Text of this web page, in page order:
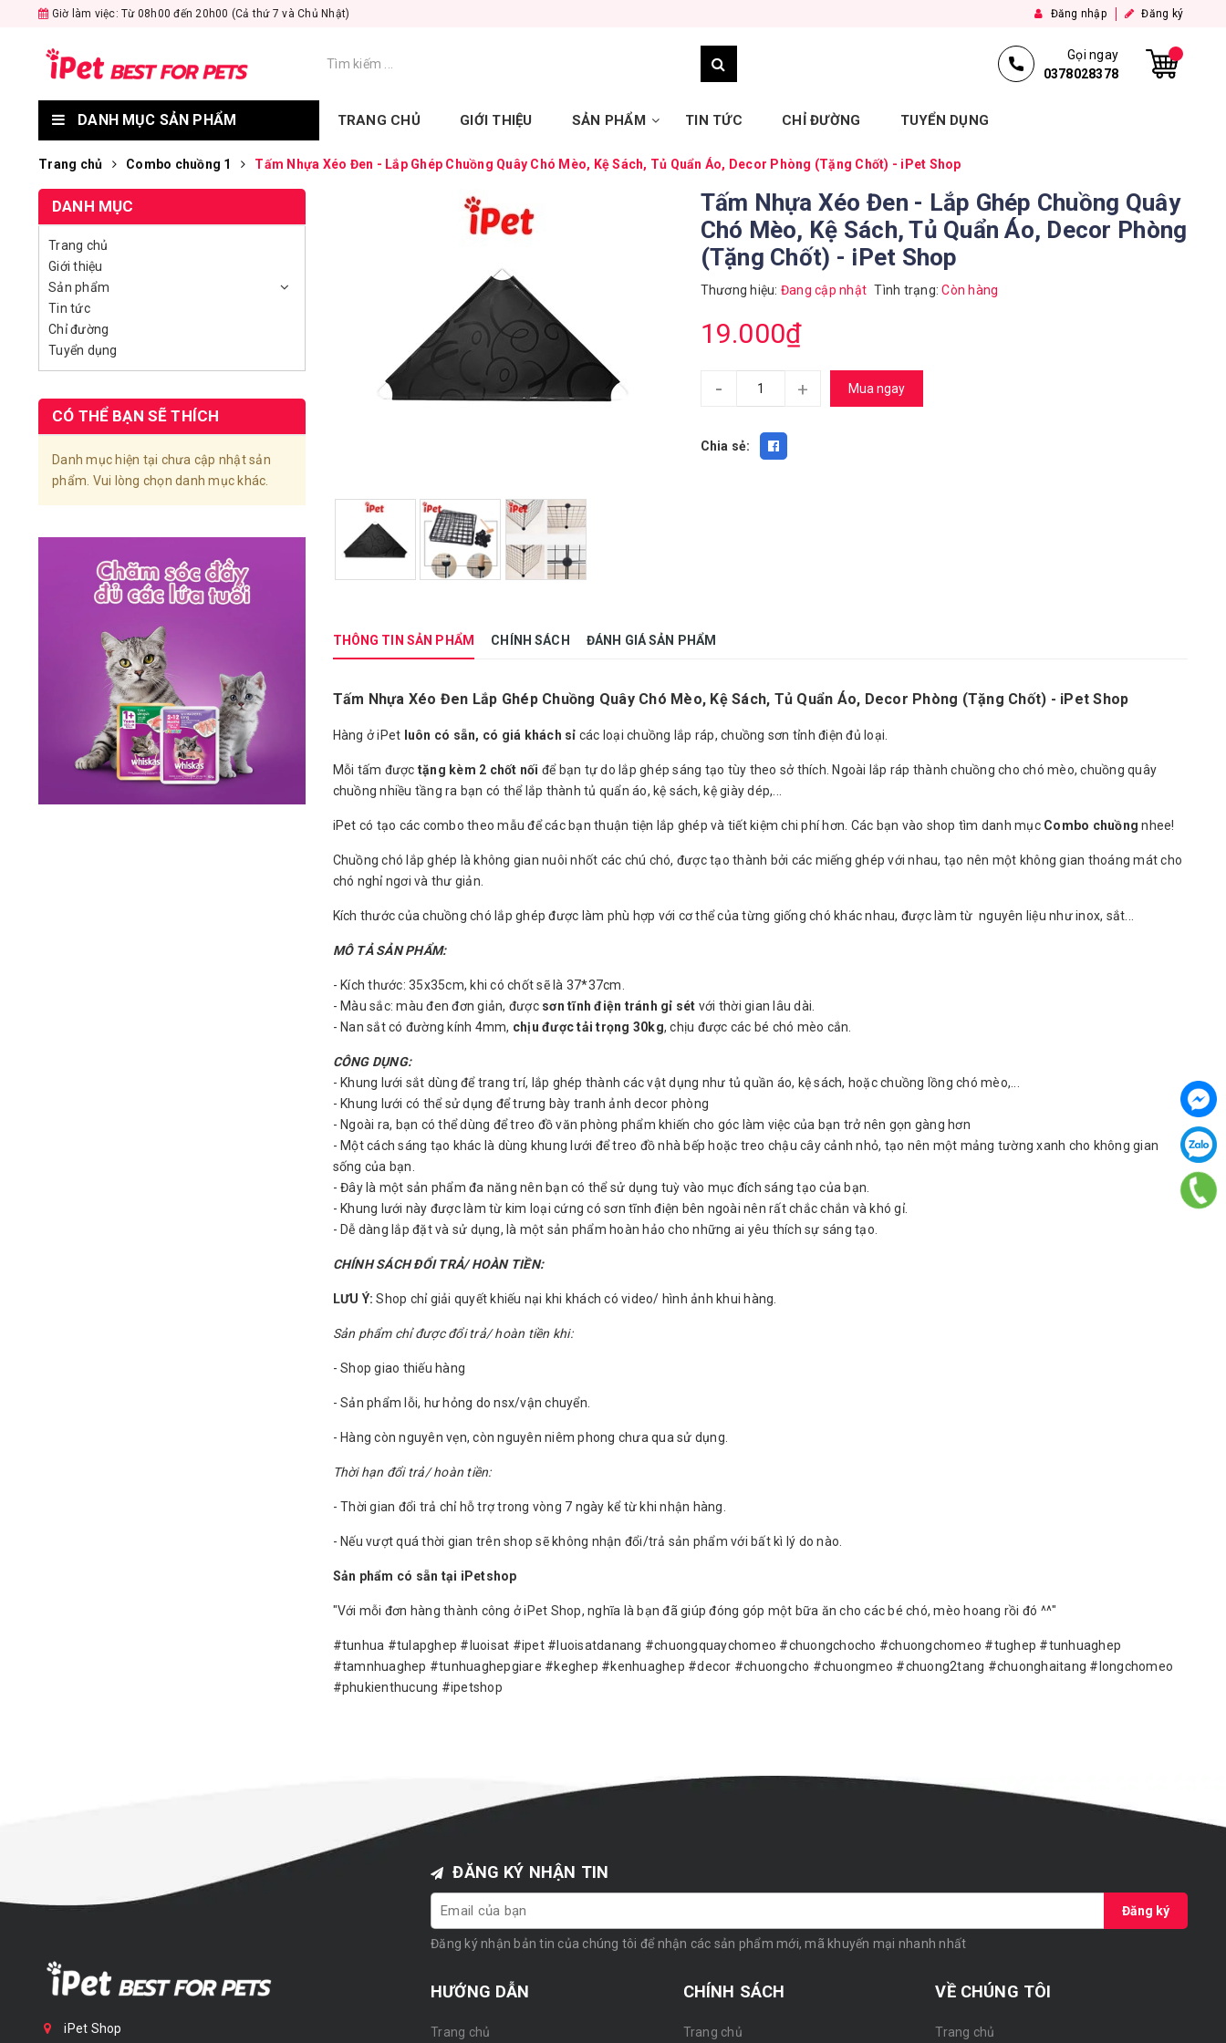
Giờ làm việc: Từ 08h00 đến 20h00 (Cả thứ 7 và Chủ Nhật) Đăng nhập Đăng ký
Gọi ngay
0378028378
DANH MỤC SẢN PHẨM TRANG CHỦ GIỚI THIỆU SẢN PHẨM TIN TỨC CHỈ ĐƯỜNG TUYỂN DỤNG
Trang chủ Combo chuồng 1 Tấm Nhựa Xéo Đen - Lắp Ghép Chuồng Quây Chó Mèo, Kệ Sách, Tủ Quẩn Áo, Decor Phòng (Tặng Chốt) - iPet Shop
Tấm Nhựa Xéo Đen - Lắp Ghép Chuồng Quây
Chó Mèo, Kệ Sách, Tủ Quẩn Áo, Decor Phòng
(Tặng Chốt) - iPet Shop
Thương hiệu: Đang cập nhật Tình trạng:Còn hàng
19.000₫
- + Mua ngay
Chia sẻ:
THÔNG TIN SẢN PHẨM CHÍNH SÁCH ĐÁNH GIÁ SẢN PHẨM
Tấm Nhựa Xéo Đen Lắp Ghép Chuồng Quây Chó Mèo, Kệ Sách, Tủ Quẩn Áo, Decor Phòng (Tặng Chốt) - iPet Shop
Hàng ở iPet luôn có sẵn, có giá khách sỉ các loại chuồng lắp ráp, chuồng sơn tỉnh điện đủ loại.
Mỗi tấm được tặng kèm 2 chốt nối để bạn tự do lắp ghép sáng tạo tùy theo sở thích. Ngoài lắp ráp thành chuồng cho chó mèo, chuồng quây
chuồng nhiều tầng ra bạn có thể lắp thành tủ quẩn áo, kệ sách, kệ giày dép,...
iPet có tạo các combo theo mẫu để các bạn thuận tiện lắp ghép và tiết kiệm chi phí hơn. Các bạn vào shop tìm danh mục Combo chuồng nhee!
Chuồng chó lắp ghép là không gian nuôi nhốt các chú chó, được tạo thành bởi các miếng ghép với nhau, tạo nên một không gian thoáng mát cho
chó nghỉ ngơi và thư giản.
Kích thước của chuồng chó lắp ghép được làm phù hợp với cơ thể của từng giống chó khác nhau, được làm từ nguyên liệu như inox, sắt...
MÔ TẢ SẢN PHẨM:
- Kích thước: 35x35cm, khi có chốt sẽ là 37*37cm.
- Màu sắc: màu đen đơn giản, được sơn tĩnh điện tránh gỉ sét với thời gian lâu dài.
- Nan sắt có đường kính 4mm, chịu được tải trọng 30kg, chịu được các bé chó mèo cắn.
CÔNG DỤNG:
- Khung lưới sắt dùng để trang trí, lắp ghép thành các vật dụng như tủ quần áo, kệ sách, hoặc chuồng lồng chó mèo,...
- Khung lưới có thể sử dụng để trưng bày tranh ảnh decor phòng
- Ngoài ra, bạn có thể dùng để treo đồ văn phòng phẩm khiến cho góc làm việc của bạn trở nên gọn gàng hơn
- Một cách sáng tạo khác là dùng khung lưới để treo đồ nhà bếp hoặc treo chậu cây cảnh nhỏ, tạo nên một mảng tường xanh cho không gian
sống của bạn.
- Đây là một sản phẩm đa năng nên bạn có thể sử dụng tuỳ vào mục đích sáng tạo của bạn.
- Khung lưới này được làm từ kim loại cứng có sơn tĩnh điện bên ngoài nên rất chắc chắn và khó gỉ.
- Dễ dàng lắp đặt và sử dụng, là một sản phẩm hoàn hảo cho những ai yêu thích sự sáng tạo.
CHÍNH SÁCH ĐỔI TRẢ/ HOÀN TIỀN:
LƯU Ý: Shop chỉ giải quyết khiếu nại khi khách có video/ hình ảnh khui hàng.
Sản phẩm chỉ được đổi trả/ hoàn tiền khi:
- Shop giao thiếu hàng
- Sản phẩm lỗi, hư hỏng do nsx/vận chuyển.
- Hàng còn nguyên vẹn, còn nguyên niêm phong chưa qua sử dụng.
Thời hạn đổi trả/ hoàn tiền:
- Thời gian đổi trả chỉ hỗ trợ trong vòng 7 ngày kể từ khi nhận hàng.
- Nếu vượt quá thời gian trên shop sẽ không nhận đổi/trả sản phẩm với bất kì lý do nào.
Sản phẩm có sẵn tại iPetshop
"Với mỗi đơn hàng thành công ở iPet Shop, nghĩa là bạn đã giúp đóng góp một bữa ăn cho các bé chó, mèo hoang rồi đó ^^"
#tunhua #tulapghep #luoisat #ipet #luoisatdanang #chuongquaychomeo #chuongchocho #chuongchomeo #tughep #tunhuaghep
#tamnhuaghep #tunhuaghepgiare #keghep #kenhuaghep #decor #chuongcho #chuongmeo #chuong2tang #chuonghaitang #longchomeo
#phukienthucung #ipetshop
DANH MỤC
Trang chủ
Giới thiệu
Sản phẩm
Tin tức
Chỉ đường
Tuyển dụng
CÓ THỂ BẠN SẼ THÍCH
Danh mục hiện tại chưa cập nhật sản
phẩm. Vui lòng chọn danh mục khác.
iPet Shop
ĐĂNG KÝ NHẬN TIN
Đăng ký
Đăng ký nhận bản tin của chúng tôi để nhận các sản phẩm mới, mã khuyến mại nhanh nhất
HƯỚNG DẪN
Trang chủ
CHÍNH SÁCH
Trang chủ
VỀ CHÚNG TÔI
Trang chủ